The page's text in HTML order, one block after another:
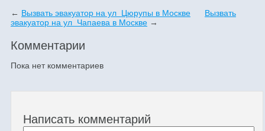
← Вызвать эвакуатор на ул Цюрупы в Москве
Вызвать
эвакуатор на ул Чапаева в Москве →
Комментарии
Пока нет комментариев
Написать комментарий